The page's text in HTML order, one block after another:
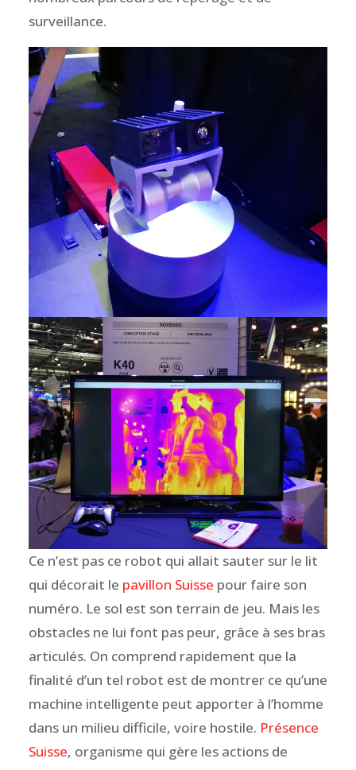
surveillance.
Ce n’est pas ce robot qui allait sauter sur le lit
qui décorait le pavillon Suisse pour faire son
numéro. Le sol est son terrain de jeu. Mais les
obstacles ne lui font pas peur, grâce à ses bras
articulés. On comprend rapidement que la
finalité d’un tel robot est de montrer ce qu’une
machine intelligente peut apporter à l’homme
dans un milieu difficile, voire hostile. Présence
Suisse, organisme qui gère les actions de